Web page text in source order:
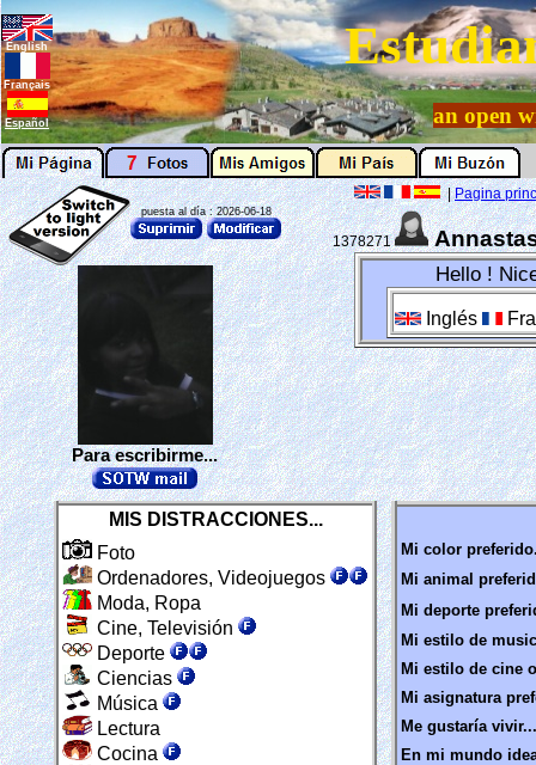
English
Français
Español an open
puesta al día : 2026-06-18
Para escribirme...
|Pagina
1378271
Hello !
Inglés
MIS DISTRACCIONES...
Foto
Ordenadores, Videojuegos
Moda, Ropa
Cine, Televisión
Deporte
Ciencias
Música
Lectura
Cocina
Mi color
Mi animal
Mi deporte
Mi estilo de
Mi estilo de cine
Mi asignatura
Me gustaría vivir...
En mi mundo